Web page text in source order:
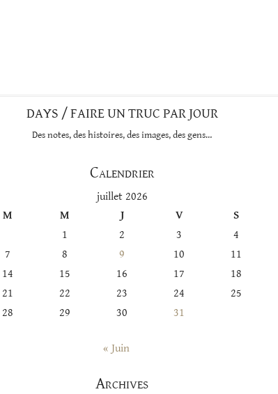
DAYS / FAIRE UN TRUC PAR JOUR
Des notes, des histoires, des images, des gens…
Calendrier
juillet 2026
M M J V
S
1
2 3
4
7 8 9 10
11
14 15 16 17
18
21 22 23 24
25
28 29 30 31
« Juin
Archives